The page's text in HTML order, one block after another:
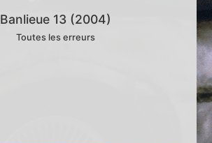
Banlieue 13 (2004)
Toutes les erreurs